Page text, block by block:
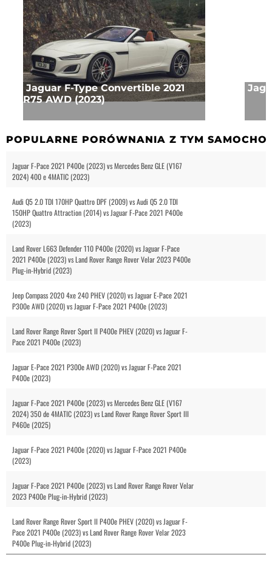
Jaguar F-Type Convertible 2021
R75 AWD (2023)
POPULARNE PORÓWNANIA Z TYM
Jaguar F-Pace 2021 P400e (2023) vs Mercedes Benz GLE (V167
2024) 400 e 4MATIC (2023)
Audi Q5 2.0 TDI 170HP Quattro DPF (2009) vs Audi Q5 2.0 TDI
150HP Quattro Attraction (2014) vs Jaguar F-Pace 2021 P400e
(2023)
Land Rover L663 Defender 110 P400e (2020) vs Jaguar F-Pace
2021 P400e (2023) vs Land Rover Range Rover Velar 2023 P400e
Plug-in-Hybrid (2023)
Jeep Compass 2020 4xe 240 PHEV (2020) vs Jaguar E-Pace 2021
P300e AWD (2020) vs Jaguar F-Pace 2021 P400e (2023)
Land Rover Range Rover Sport II P400e PHEV (2020) vs Jaguar F-
Pace 2021 P400e (2023)
Jaguar E-Pace 2021 P300e AWD (2020) vs Jaguar F-Pace 2021
P400e (2023)
Jaguar F-Pace 2021 P400e (2023) vs Mercedes Benz GLE (V167
2024) 350 de 4MATIC (2023) vs Land Rover Range Rover Sport III
P460e (2025)
Jaguar F-Pace 2021 P400e (2020) vs Jaguar F-Pace 2021 P400e
(2023)
Jaguar F-Pace 2021 P400e (2023) vs Land Rover Range Rover Velar
2023 P400e Plug-in-Hybrid (2023)
Land Rover Range Rover Sport II P400e PHEV (2020) vs Jaguar F-
Pace 2021 P400e (2023) vs Land Rover Range Rover Velar 2023
P400e Plug-in-Hybrid (2023)